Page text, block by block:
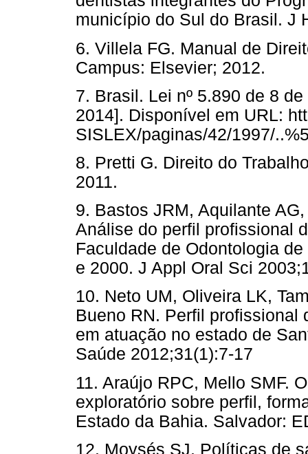
município do Sul do Brasil. J
6. Villela FG. Manual de
Campus: Elsevier; 2012.
7. Brasil. Lei nº 5.890 de 8
2014]. Disponível em URL:
SISLEX/paginas/42/1997/
8. Pretti G. Direito do
2011.
9. Bastos JRM, Aquilante
Análise do perfil profissional
Faculdade de Odontologia
e 2000. J Appl Oral Sci
10. Neto UM, Oliveira LK,
Bueno RN. Perfil profissional
em atuação no estado de
Saúde 2012;31(1):7-17
11. Araújo RPC, Mello SMF.
exploratório sobre perfil,
Estado da Bahia. Salvador:
12. Moysés SJ. Políticas de